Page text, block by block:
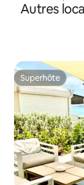
Autres
Superhôte
Superhôte